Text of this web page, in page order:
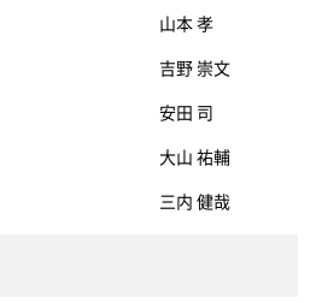
山本 孝
吉野 崇文
安田 司
大山 祐輔
三内 健哉